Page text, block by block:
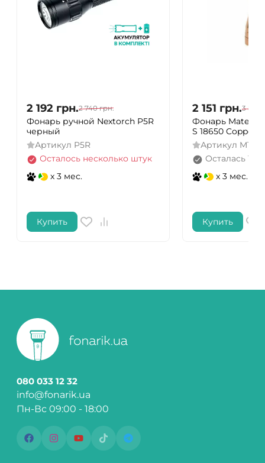
2 192 грн.2 740 грн.
Фонарь ручной Nextorch P5R
черный
Артикул P5R
Осталось несколько штук
x 3 мес.
Купить
2 151 грн.3 845
Фонарь
S 18650 Copper,
Артикул
Осталась 1
x 3 мес.
Купить
080 033 12 32
info@fonarik.ua
Пн-Вс 09:00 - 18:00